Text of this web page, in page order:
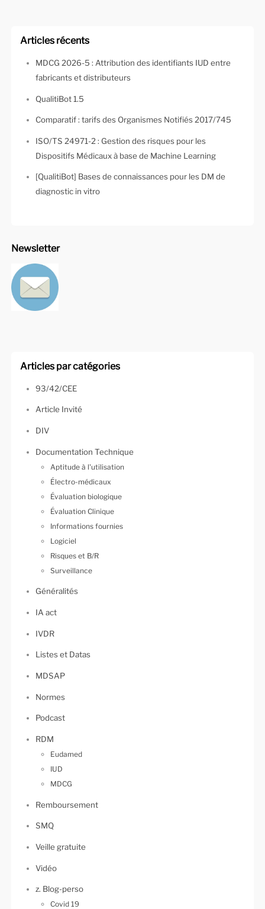
Articles récents
MDCG 2026-5 : Attribution des identifiants IUD entre
fabricants et distributeurs
QualitiBot 1.5
Comparatif : tarifs des Organismes Notifiés 2017/745
ISO/TS 24971-2 : Gestion des risques pour les
Dispositifs Médicaux à base de Machine Learning
[QualitiBot] Bases de connaissances pour les DM de
diagnostic in vitro
Newsletter
Articles par catégories
93/42/CEE
Article Invité
DIV
Documentation Technique
Aptitude à l'utilisation
Électro-médicaux
Évaluation biologique
Évaluation Clinique
Informations fournies
Logiciel
Risques et B/R
Surveillance
Généralités
IA act
IVDR
Listes et Datas
MDSAP
Normes
Podcast
RDM
Eudamed
IUD
MDCG
Remboursement
SMQ
Veille gratuite
Vidéo
z. Blog-perso
Covid 19